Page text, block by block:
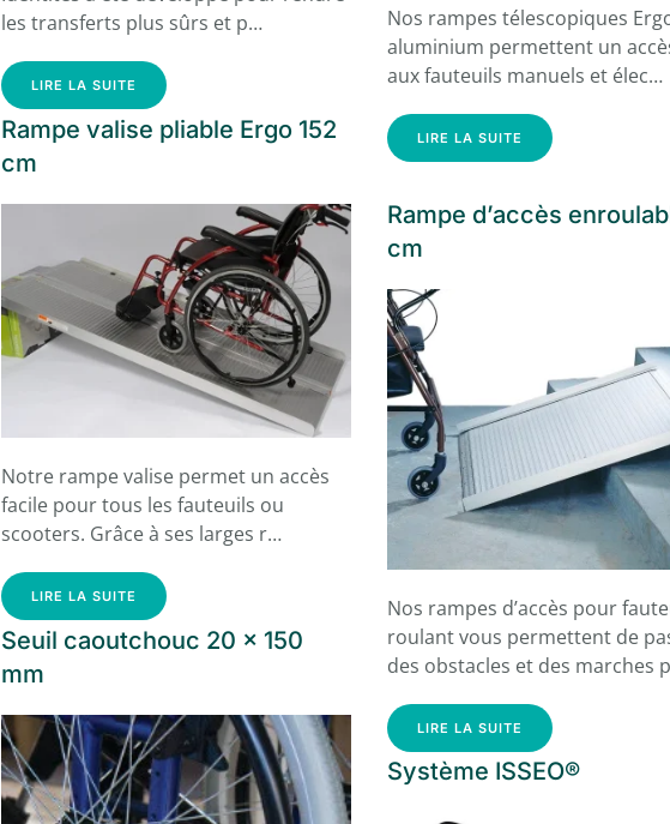
les transferts plus sûrs et p…
LIRE LA SUITE
Nos rampes télescopiques
aluminium permettent un
aux fauteuils manuels et élec…
LIRE LA SUITE
Rampe valise pliable Ergo 152
cm
Notre rampe valise permet un accès
facile pour tous les fauteuils ou
scooters. Grâce à ses larges r…
LIRE LA SUITE
Rampe d’accès
cm
Nos rampes d’accès pour
roulant vous permettent de
des obstacles et des marches
LIRE LA SUITE
Seuil caoutchouc 20 x 150
mm
Système ISSEO®